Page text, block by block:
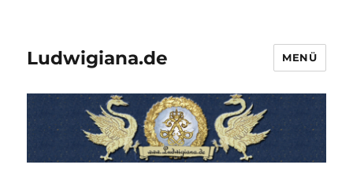
Ludwigiana.de MENÜ